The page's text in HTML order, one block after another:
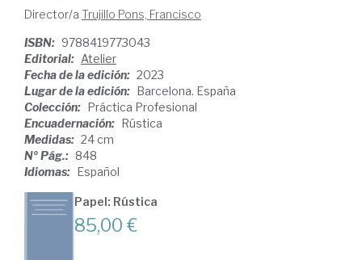
Director/a Trujillo Pons, Francisco
ISBN: 9788419773043
Editorial: Atelier
Fecha de la edición: 2023
Lugar de la edición: Barcelona. España
Colección: Práctica Profesional
Encuadernación: Rústica
Medidas: 24 cm
Nº Pág.: 848
Idiomas: Español
Papel: Rústica
85,00 €